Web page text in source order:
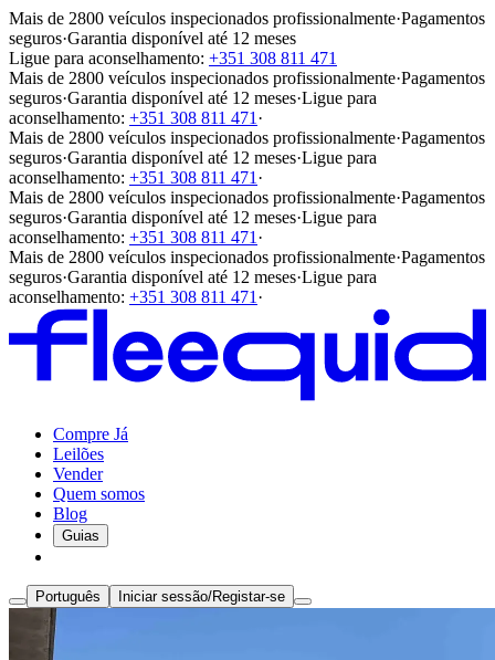
Mais de 2800 veículos inspecionados profissionalmente·Pagamentos
seguros·Garantia disponível até 12 meses
Ligue para aconselhamento: +351 308 811 471
Mais de 2800 veículos inspecionados profissionalmente·Pagamentos
seguros·Garantia disponível até 12 meses·Ligue para
aconselhamento: +351 308 811 471 ·
Mais de 2800 veículos inspecionados profissionalmente·Pagamentos
seguros·Garantia disponível até 12 meses·Ligue para
aconselhamento: +351 308 811 471 ·
Mais de 2800 veículos inspecionados profissionalmente·Pagamentos
seguros·Garantia disponível até 12 meses·Ligue para
aconselhamento: +351 308 811 471 ·
Mais de 2800 veículos inspecionados profissionalmente·Pagamentos
seguros·Garantia disponível até 12 meses·Ligue para
aconselhamento: +351 308 811 471 ·
Compre Já
Leilões
Vender
Quem somos
Blog
Guias
Português Iniciar sessão/Registar-se